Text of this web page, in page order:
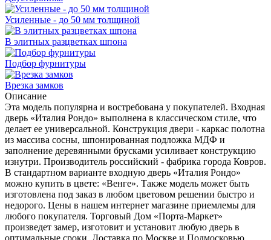
Усиленные - до 50 мм толщиной
В элитных разцветках шпона
Подбор фурнитуры
Врезка замков
Описание
Эта модель популярна и востребована у покупателей. Входная
дверь «Италия Рондо» выполнена в классическом стиле, что
делает ее универсальной. Конструкция двери - каркас полотна
из массива сосны, шпонированная подложка МДФ и
заполнение деревянными брусками усиливает конструкцию
изнутри. Производитель российский - фабрика города Ковров.
В стандартном варианте входную дверь «Италия Рондо»
можно купить в цвете: «Венге». Также модель может быть
изготовлена под заказ в любом цветовом решении быстро и
недорого. Цены в нашем интернет магазине приемлемы для
любого покупателя. Торговый Дом «Порта-Маркет»
произведет замер, изготовит и установит любую дверь в
оптимальные сроки. Доставка по Москве и Подмосковью.